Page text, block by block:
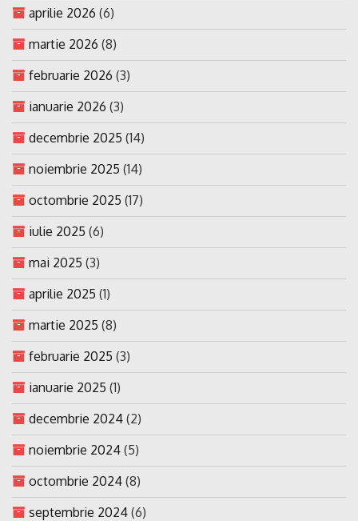
aprilie 2026 (6)
martie 2026 (8)
februarie 2026 (3)
ianuarie 2026 (3)
decembrie 2025 (14)
noiembrie 2025 (14)
octombrie 2025 (17)
iulie 2025 (6)
mai 2025 (3)
aprilie 2025 (1)
martie 2025 (8)
februarie 2025 (3)
ianuarie 2025 (1)
decembrie 2024 (2)
noiembrie 2024 (5)
octombrie 2024 (8)
septembrie 2024 (6)